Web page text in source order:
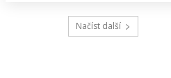
Načíst další